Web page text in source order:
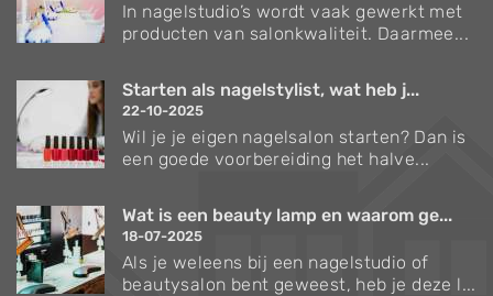
In nagelstudio’s wordt vaak gewerkt met
producten van salonkwaliteit. Daarmee...
Starten als nagelstylist, wat heb j...
22-10-2025
Wil je je eigen nagelsalon starten? Dan is
een goede voorbereiding het halve...
Wat is een beauty lamp en waarom ge...
18-07-2025
Als je weleens bij een nagelstudio of
beautysalon bent geweest, heb je deze l...